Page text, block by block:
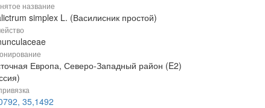
название
simplex L. (Василисник простой)
Европа, Северо-Западный район (E2)
35,1492